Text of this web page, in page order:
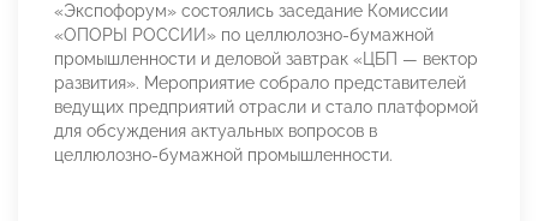
«Экспофорум» состоялись заседание Комиссии
«ОПОРЫ РОССИИ» по целлюлозно-бумажной
промышленности и деловой завтрак «ЦБП — вектор
развития». Мероприятие собрало представителей
ведущих предприятий отрасли и стало платформой
для обсуждения актуальных вопросов в
целлюлозно-бумажной промышленности.